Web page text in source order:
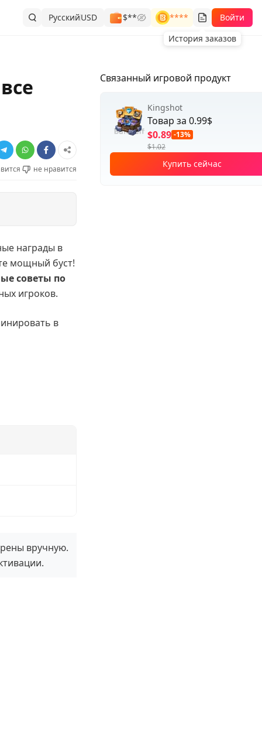
РусскийUSD $**
****
История заказов
Войти
не нравится
награды в
мощный буст!
советы по
игроков.
в
вручную.
Связанный игровой продукт
Kingshot
Товар за 0.99$
$0.89 -13%
$1.02
Купить сейчас